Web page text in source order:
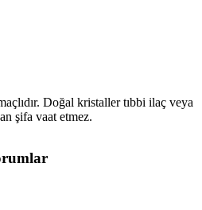
Doğal kristaller tıbbi ilaç veya
şifa vaat etmez.